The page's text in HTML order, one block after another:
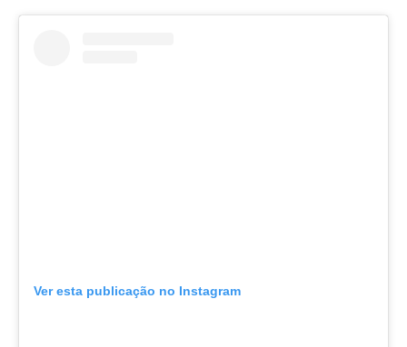
Ver esta publicação no Instagram